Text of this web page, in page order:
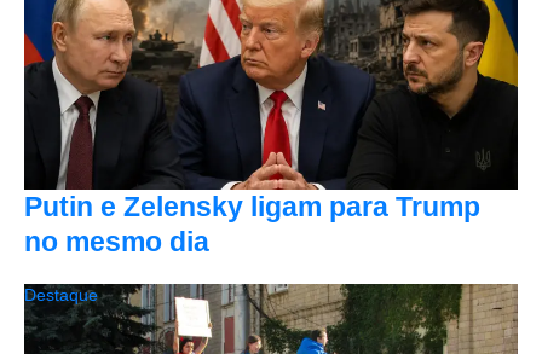
Putin e Zelensky ligam para Trump
no mesmo dia
Destaque